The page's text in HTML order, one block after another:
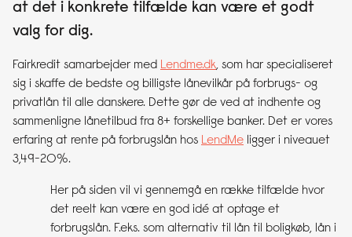
at det i konkrete tilfælde kan være et godt
valg for dig.
Fairkredit samarbejder med Lendme.dk, som har specialiseret
sig i skaffe de bedste og billigste lånevilkår på forbrugs- og
privatlån til alle danskere. Dette gør de ved at indhente og
sammenligne lånetilbud fra 8+ forskellige banker. Det er vores
erfaring at rente på forbrugslån hos LendMe ligger i niveauet
3,49-20%.
Her på siden vil vi gennemgå en række tilfælde hvor
det reelt kan være en god idé at optage et
forbrugslån. F.eks. som alternativ til lån til boligkøb, lån i